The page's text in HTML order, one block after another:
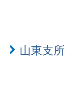
山東支所